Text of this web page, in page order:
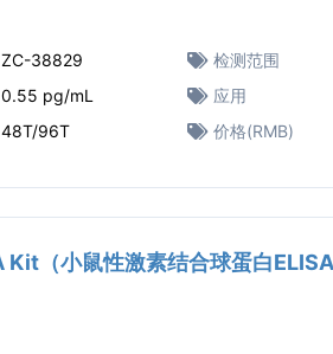
ZC-38829 检测范围
0.55 pg/mL 应用
48T/96T 价格(RMB)
（小鼠性激素结合球蛋白ELISA